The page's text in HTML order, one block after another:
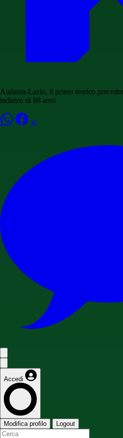
Atalanta-Lazio, il primo storico
indietro di 88 anni
Accedi
Modifica profilo Logout